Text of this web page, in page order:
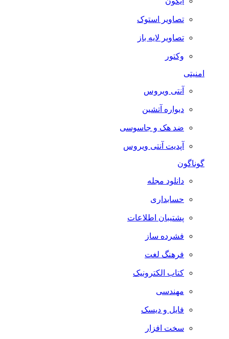
تصاویر استوک
تصاویر لایه باز
وکتور
امنیتی
آنتی ویروس
دیواره آتشین
ضد هک و جاسوسی
آپدیت آنتی ویروس
گوناگون
دانلود مجله
حسابداری
پشتیبان اطلاعات
فشرده ساز
فرهنگ لغت
کتاب الکترونیک
مهندسی
فایل و دیسک
سخت افزار